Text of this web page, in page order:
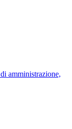
amministrazione,